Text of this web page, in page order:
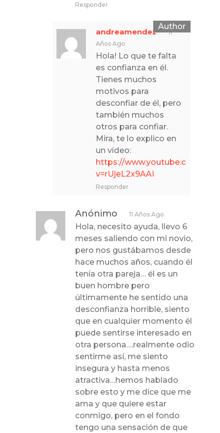
Responder
andreamendez
11
Años Ago
Hola! Lo que te falta
es confianza en él.
Tienes muchos
motivos para
desconfiar de él, pero
también muchos
otros para confiar.
Mira, te lo explico en
un vídeo:
https://www.youtube.com/
v=rUjeL2x9AAI
Responder
Anónimo 11 Años Ago
Hola, necesito ayuda, llevo 6
meses saliendo con mi novio,
pero nos gustábamos desde
hace muchos años, cuando él
tenía otra pareja… él es un
buen hombre pero
últimamente he sentido una
desconfianza horrible, siento
que en cualquier momento él
puede sentirse interesado en
otra persona….realmente odio
sentirme así, me siento
insegura y hasta menos
atractiva…hemos hablado
sobre esto y me dice que me
ama y que quiere estar
conmigo, pero en el fondo
tengo una sensación de que